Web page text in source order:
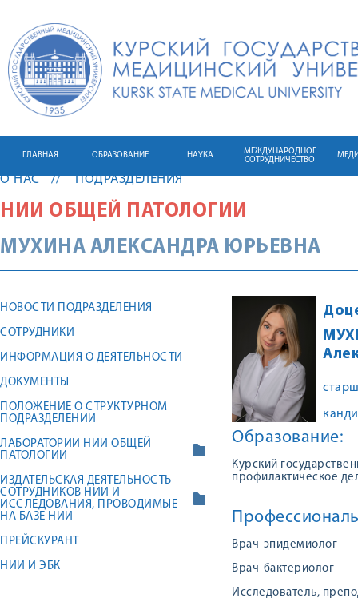
ГЛАВНАЯ ОБРАЗОВАНИЕ НАУКА
МЕЖДУНАРОДНОЕ
СОТРУДНИЧЕСТВО
О НАС ПОДРАЗДЕЛЕНИЯ
НИИ ОБЩЕЙ ПАТОЛОГИИ
МУХИНА АЛЕКСАНДРА ЮРЬЕВНА
НОВОСТИ ПОДРАЗДЕЛЕНИЯ
СОТРУДНИКИ
ИНФОРМАЦИЯ О ДЕЯТЕЛЬНОСТИ
ДОКУМЕНТЫ
ПОЛОЖЕНИЕ О СТРУКТУРНОМ
ПОДРАЗДЕЛЕНИИ
ЛАБОРАТОРИИ НИИ ОБЩЕЙ
ПАТОЛОГИИ
ИЗДАТЕЛЬСКАЯ ДЕЯТЕЛЬНОСТЬ
СОТРУДНИКОВ НИИ И
ИССЛЕДОВАНИЯ, ПРОВОДИМЫЕ
НА БАЗЕ НИИ
ПРЕЙСКУРАНТ
НИИ И ЭБК
Образование:
Курский
профилактическое
Врач-эпидемиолог
Врач-бактериолог
Исследователь,